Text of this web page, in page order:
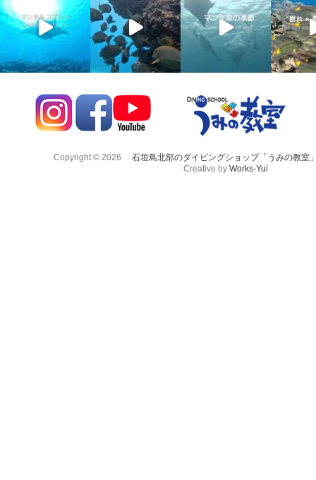
Copyright © 2026
石垣島北部のダイビングショップ「うみの教室
Creative by Works-Yui